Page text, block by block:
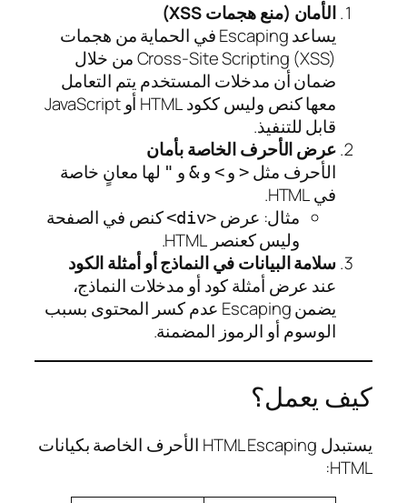
الأمان (منع هجمات XSS)
يساعد Escaping في الحماية من هجمات
Cross-Site Scripting (XSS) من خلال
ضمان أن مدخلات المستخدم يتم التعامل
معها كنص وليس ككود HTML أو JavaScript
قابل للتنفيذ.
عرض الأحرف الخاصة بأمان
الأحرف مثل <و> و& و " لها معانٍ خاصة
في HTML.
مثال: عرض <div>
كنص في الصفحة
وليس كعنصر HTML.
سلامة البيانات في النماذج أو أمثلة الكود
عند عرض أمثلة كود أو مدخلات النماذج،
يضمن Escaping عدم كسر المحتوى بسبب
الوسوم أو الرموز المضمنة.
كيف يعمل؟
يستبدل HTML Escaping الأحرف الخاصة بكيانات
HTML: